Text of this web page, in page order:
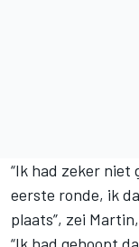
“Ik had zeker niet
eerste ronde, ik
plaats”, zei